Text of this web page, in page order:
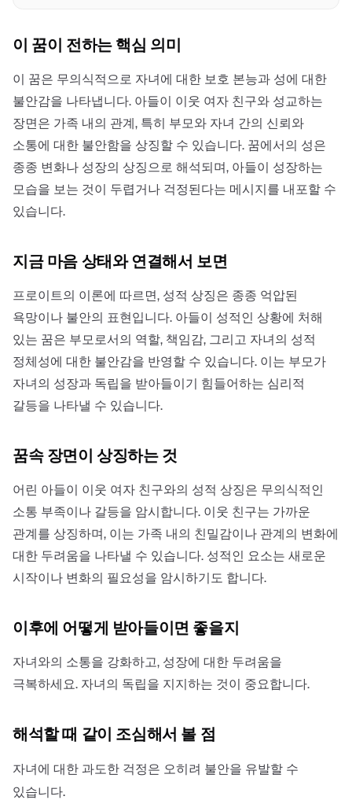
이 꿈이 전하는 핵심 의미
이 꿈은 무의식적으로 자녀에 대한 보호 본능과 성에 대한
불안감을 나타냅니다. 아들이 이웃 여자 친구와 성교하는
장면은 가족 내의 관계, 특히 부모와 자녀 간의 신뢰와
소통에 대한 불안함을 상징할 수 있습니다. 꿈에서의 성은
종종 변화나 성장의 상징으로 해석되며, 아들이 성장하는
모습을 보는 것이 두렵거나 걱정된다는 메시지를 내포할 수
있습니다.
지금 마음 상태와 연결해서 보면
프로이트의 이론에 따르면, 성적 상징은 종종 억압된
욕망이나 불안의 표현입니다. 아들이 성적인 상황에 처해
있는 꿈은 부모로서의 역할, 책임감, 그리고 자녀의 성적
정체성에 대한 불안감을 반영할 수 있습니다. 이는 부모가
자녀의 성장과 독립을 받아들이기 힘들어하는 심리적
갈등을 나타낼 수 있습니다.
꿈속 장면이 상징하는 것
어린 아들이 이웃 여자 친구와의 성적 상징은 무의식적인
소통 부족이나 갈등을 암시합니다. 이웃 친구는 가까운
관계를 상징하며, 이는 가족 내의 친밀감이나 관계의 변화에
대한 두려움을 나타낼 수 있습니다. 성적인 요소는 새로운
시작이나 변화의 필요성을 암시하기도 합니다.
이후에 어떻게 받아들이면 좋을지
자녀와의 소통을 강화하고, 성장에 대한 두려움을
극복하세요. 자녀의 독립을 지지하는 것이 중요합니다.
해석할 때 같이 조심해서 볼 점
자녀에 대한 과도한 걱정은 오히려 불안을 유발할 수
있습니다.